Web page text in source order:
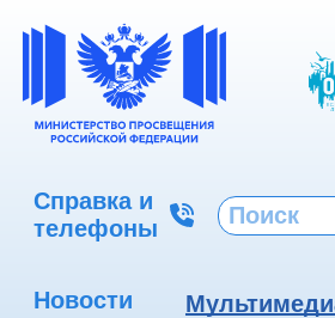
Справка и
телефоны
Новости